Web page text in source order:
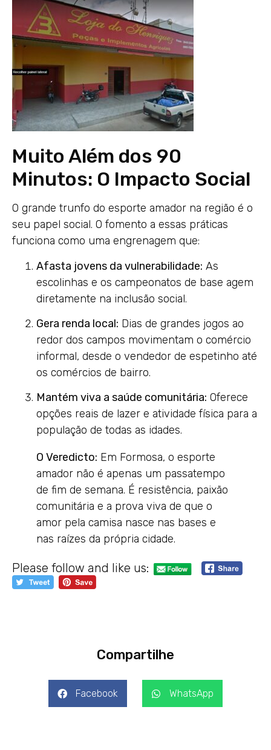
Muito Além dos 90
Minutos: O Impacto Social
O grande trunfo do esporte amador na região é o
seu papel social. O fomento a essas práticas
funciona como uma engrenagem que:
Afasta jovens da vulnerabilidade: As
escolinhas e os campeonatos de base agem
diretamente na inclusão social.
Gera renda local: Dias de grandes jogos ao
redor dos campos movimentam o comércio
informal, desde o vendedor de espetinho até
os comércios de bairro.
Mantém viva a saúde comunitária: Oferece
opções reais de lazer e atividade física para a
população de todas as idades.
O Veredicto: Em Formosa, o esporte
amador não é apenas um passatempo
de fim de semana. É resistência, paixão
comunitária e a prova viva de que o
amor pela camisa nasce nas bases e
nas raízes da própria cidade.
Please follow and like us:
Compartilhe
Facebook WhatsApp